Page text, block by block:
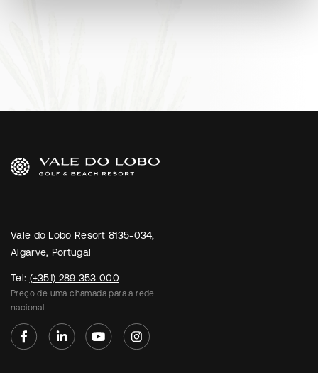
Vale do Lobo Resort 8135-034,
Algarve, Portugal
Tel: (+351) 289 353 000
Preço de uma chamada para a rede
nacional